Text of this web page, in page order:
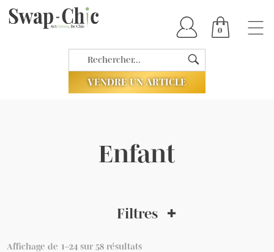
0
VENDRE UN ARTICLE
Enfant
Filtres
Affichage de 1–24 sur 58 résultats